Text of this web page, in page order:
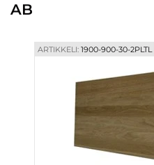
Yhteystiedot
AB
ARTIKKELI:1900-900-30-2PLTL